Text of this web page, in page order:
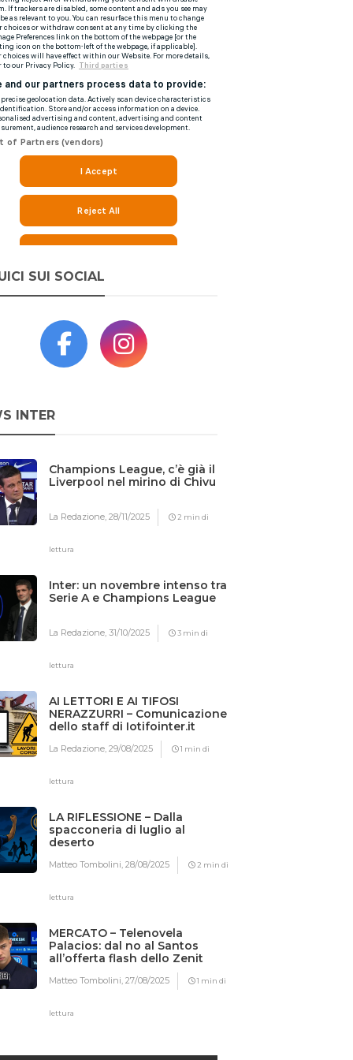
SUI SOCIAL
INTER
Champions League, c’è già il
Liverpool nel mirino di Chivu
La Redazione,28/11/2025 2 min di
lettura
Inter: un novembre intenso tra
Serie A e Champions League
La Redazione,31/10/2025 3 min di
lettura
AI LETTORI E AI TIFOSI
NERAZZURRI – Comunicazione
dello staff di Iotifointer.it
La Redazione,29/08/2025 1 min di
lettura
LA RIFLESSIONE – Dalla
spacconeria di luglio al
deserto
Matteo Tombolini,28/08/2025 2 min di
lettura
MERCATO – Telenovela
Palacios: dal no al Santos
all’offerta flash dello Zenit
Matteo Tombolini,27/08/2025 1 min di
lettura